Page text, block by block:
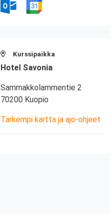
Kurssipaikka
Hotel Savonia
Sammakkolammentie 2
70200 Kuopio
Tarkempi kartta ja ajo-ohjeet